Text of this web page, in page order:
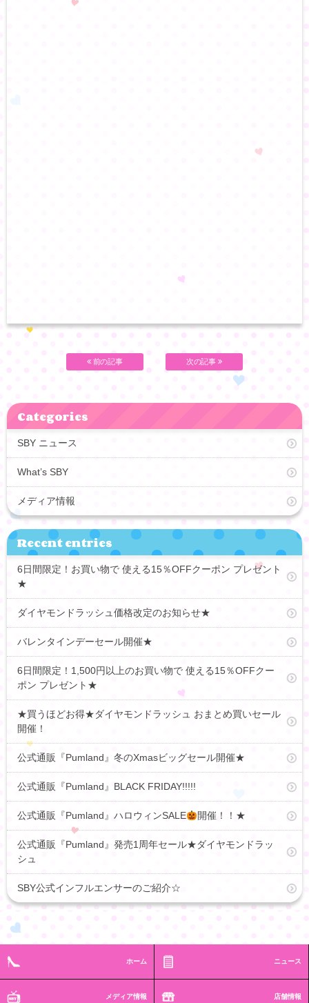
前の記事 次の記事
Categories
SBY ニュース
What’s SBY
メディア情報
Recent entries
6日間限定！お買い物で 使える15％OFFクーポン プレゼント
★
ダイヤモンドラッシュ価格改定のお知らせ★
バレンタインデーセール開催★
6日間限定！1,500円以上のお買い物で 使える15％OFFクー
ポン プレゼント★
★買うほどお得★ダイヤモンドラッシュ おまとめ買いセール
開催！
公式通販『Pumland』冬のXmasビッグセール開催★
公式通販『Pumland』BLACK FRIDAY!!!!!
公式通販『Pumland』ハロウィンSALE 開催！！★
公式通販『Pumland』発売1周年セール★ダイヤモンドラッ
シュ
SBY公式インフルエンサーのご紹介☆
ホーム ニュース
メディア情報 店舗情報